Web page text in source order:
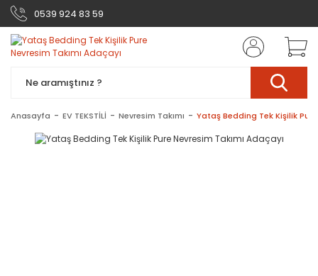
0539 924 83 59
Anasayfa EV TEKSTİLİ Nevresim Takımı Yataş Bedding Tek Kişilik